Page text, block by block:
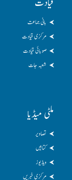
بانی جماعت
مرکزی قیادت
صوبائی قیادت
شعبہ جات
ملٹی میڈیا
تصاویر
کتابیں
ویڈیوز
مرکزی خبریں